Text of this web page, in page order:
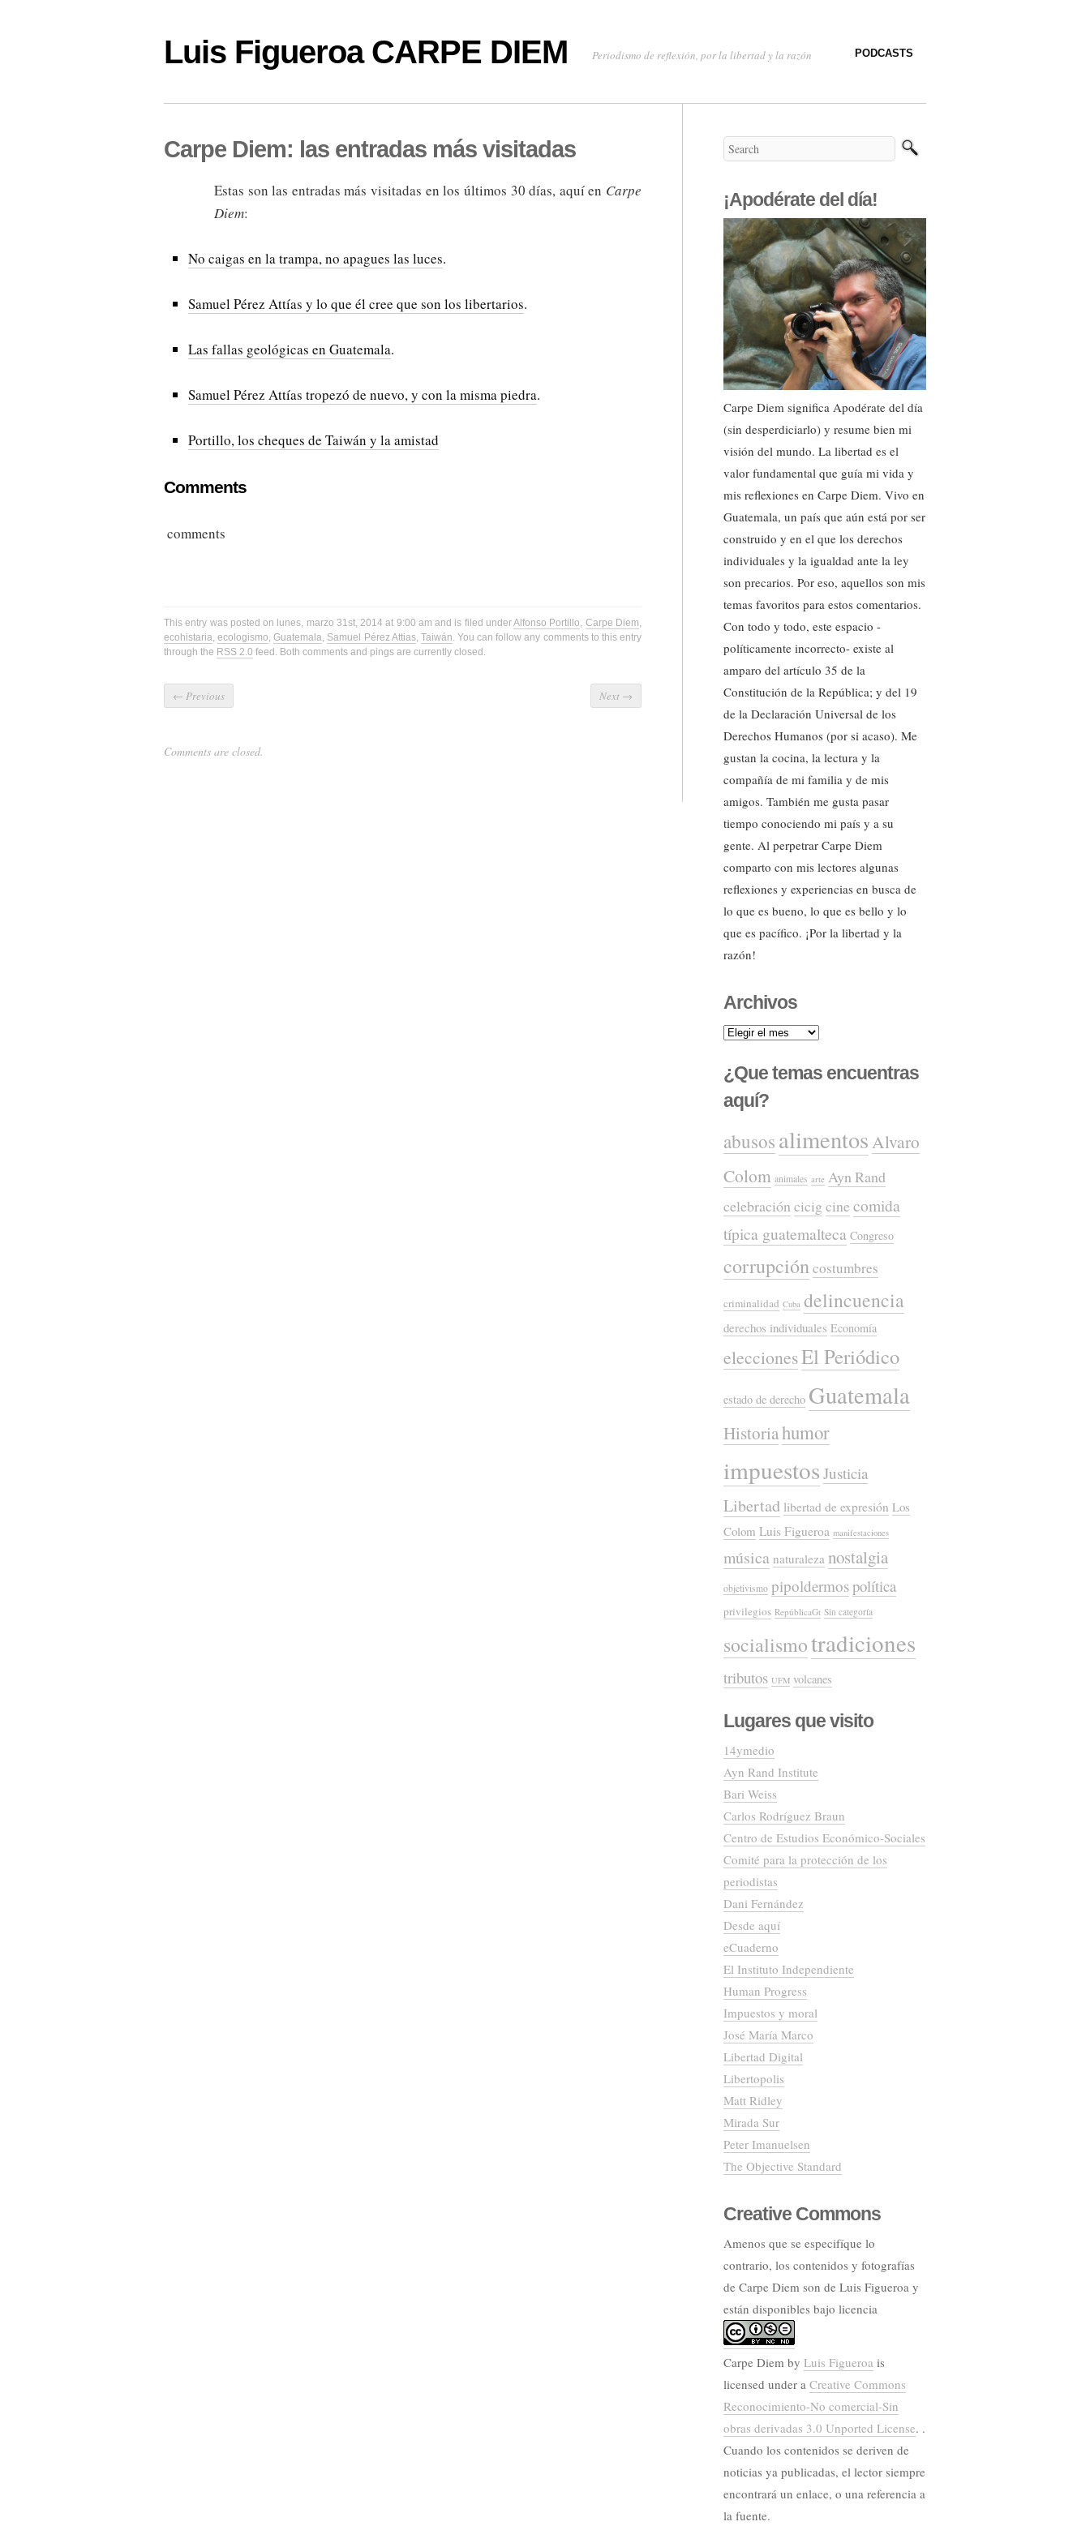
Luis Figueroa CARPE DIEM Periodismo de reflexión, por la libertad y la razón PODCASTS
Carpe Diem: las entradas más visitadas
Estas son las entradas más visitadas en los últimos 30 días, aquí en Carpe
Diem:
No caigas en la trampa, no apagues las luces.
Samuel Pérez Attías y lo que él cree que son los libertarios.
Las fallas geológicas en Guatemala.
Samuel Pérez Attías tropezó de nuevo, y con la misma piedra.
Portillo, los cheques de Taiwán y la amistad
Comments
comments
This entry was posted on lunes, marzo 31st, 2014 at 9:00 am and is filed underAlfonso Portillo, Carpe Diem,
ecohistaria,ecologismo,Guatemala, Samuel Pérez Attias, Taiwán. You can follow any comments to this entry
through the RSS 2.0 feed. Both comments and pings are currently closed.
← Previous Next →
Comments are closed.
¡Apodérate del día!
Carpe Diem significa Apodérate del día
(sin desperdiciarlo) y resume bien mi
visión del mundo. La libertad es el
valor fundamental que guía mi vida y
mis reflexiones en Carpe Diem. Vivo en
Guatemala, un país que aún está por ser
construido y en el que los derechos
individuales y la igualdad ante la ley
son precarios. Por eso, aquellos son mis
temas favoritos para estos comentarios.
Con todo y todo, este espacio -
políticamente incorrecto- existe al
amparo del artículo 35 de la
Constitución de la República; y del 19
de la Declaración Universal de los
Derechos Humanos (por si acaso). Me
gustan la cocina, la lectura y la
compañía de mi familia y de mis
amigos. También me gusta pasar
tiempo conociendo mi país y a su
gente. Al perpetrar Carpe Diem
comparto con mis lectores algunas
reflexiones y experiencias en busca de
lo que es bueno, lo que es bello y lo
que es pacífico. ¡Por la libertad y la
razón!
Archivos
Archivos
¿Que temas encuentras
aquí?
abusos alimentosAlvaro
Colom animales arte Ayn Rand
celebración cicig cine comida
típica guatemalteca Congreso
corrupcióncostumbres
criminalidad Cuba delincuencia
derechos individuales Economía
eleccionesEl Periódico
estado de derecho Guatemala
Historiahumor
impuestos Justicia
Libertad libertad de expresión Los
Colom Luis Figueroa manifestaciones
música naturaleza nostalgia
objetivismo pipoldermospolítica
privilegios RepúblicaGt Sin categoría
socialismotradiciones
tributos UFM volcanes
Lugares que visito
14ymedio
Ayn Rand Institute
Bari Weiss
Carlos Rodríguez Braun
Centro de Estudios Económico-Sociales
Comité para la protección de los
periodistas
Dani Fernández
Desde aquí
eCuaderno
El Instituto Independiente
Human Progress
Impuestos y moral
José María Marco
Libertad Digital
Libertopolis
Matt Ridley
Mirada Sur
Peter Imanuelsen
The Objective Standard
Creative Commons
Amenos que se especifíque lo
contrario, los contenidos y fotografías
de Carpe Diem son de Luis Figueroa y
están disponibles bajo licencia
Carpe Diem by Luis Figueroa is
licensed under a Creative Commons
Reconocimiento-No comercial-Sin
obras derivadas 3.0 Unported License. .
Cuando los contenidos se deriven de
noticias ya publicadas, el lector siempre
encontrará un enlace, o una referencia a
la fuente.